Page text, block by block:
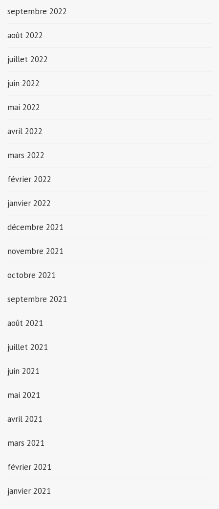
septembre 2022
août 2022
juillet 2022
juin 2022
mai 2022
avril 2022
mars 2022
février 2022
janvier 2022
décembre 2021
novembre 2021
octobre 2021
septembre 2021
août 2021
juillet 2021
juin 2021
mai 2021
avril 2021
mars 2021
février 2021
janvier 2021